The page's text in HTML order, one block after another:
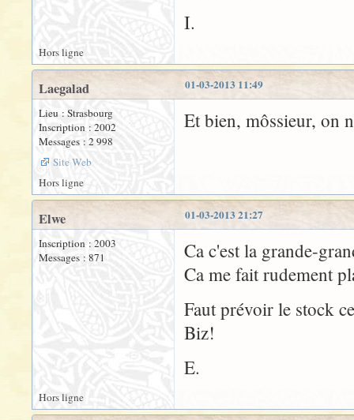
I.
Hors ligne
01-03-2013 11:49
Laegalad
Lieu : Strasbourg
Inscription : 2002
Messages : 2 998
Site Web
Et bien, môssieur, on
Hors ligne
01-03-2013 21:27
Elwe
Inscription : 2003
Messages : 871
Ca c'est la grande-
Ca me fait rudement
Faut prévoir le stock
Biz!
E.
Hors ligne